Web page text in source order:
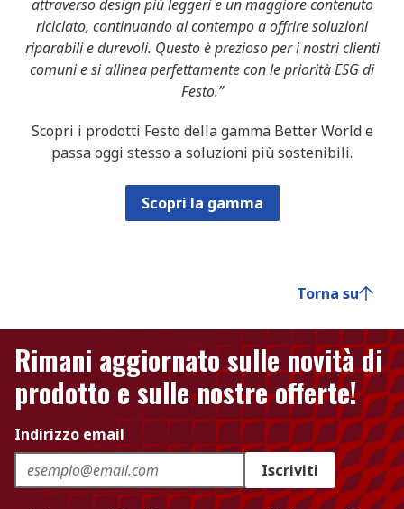
attraverso design più leggeri e un maggiore contenuto
riciclato, continuando al contempo a offrire soluzioni
riparabili e durevoli. Questo è prezioso per i nostri clienti
comuni e si allinea perfettamente con le priorità ESG di
Festo.”
Scopri i prodotti Festo della gamma Better World e
passa oggi stesso a soluzioni più sostenibili.
Scopri la gamma
Torna su
Rimani aggiornato sulle novità di
prodotto e sulle nostre offerte!
Indirizzo email
Iscriviti